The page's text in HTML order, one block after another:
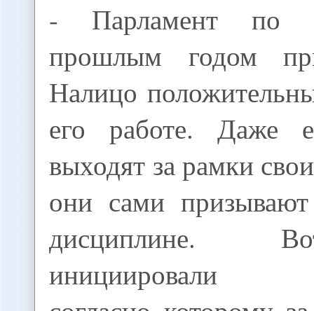
- Парламент по
прошлым годом
Налицо
его работе. Даже
выходят за рамки
они сами
дисциплине.
инициировали